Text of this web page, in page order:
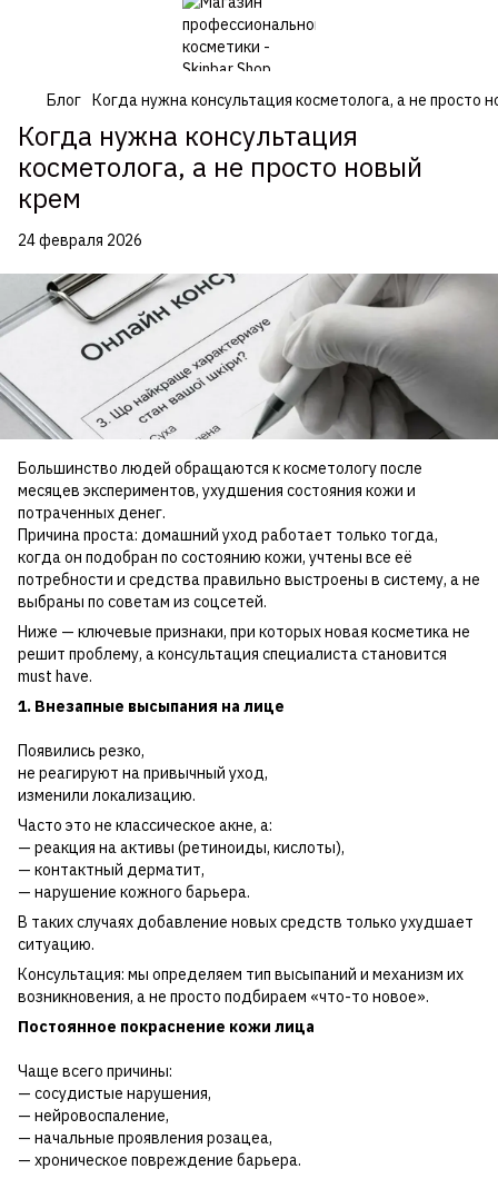
Блог Когда нужна консультация косметолога, а не просто
Когда нужна консультация
косметолога, а не просто новый
крем
24 февраля 2026
Большинство людей обращаются к косметологу после
месяцев экспериментов, ухудшения состояния кожи и
потраченных денег.
Причина проста: домашний уход работает только тогда,
когда он подобран по состоянию кожи, учтены все её
потребности и средства правильно выстроены в систему, а не
выбраны по советам из соцсетей.
Ниже — ключевые признаки, при которых новая косметика не
решит проблему, а консультация специалиста становится
must have.
1. Внезапные высыпания на лице
Появились резко,
не реагируют на привычный уход,
изменили локализацию.
Часто это не классическое акне, а:
— реакция на активы (ретиноиды, кислоты),
— контактный дерматит,
— нарушение кожного барьера.
В таких случаях добавление новых средств только ухудшает
ситуацию.
Консультация: мы определяем тип высыпаний и механизм их
возникновения, а не просто подбираем «что-то новое».
Постоянное покраснение кожи лица
Чаще всего причины:
— сосудистые нарушения,
— нейровоспаление,
— начальные проявления розацеа,
— хроническое повреждение барьера.